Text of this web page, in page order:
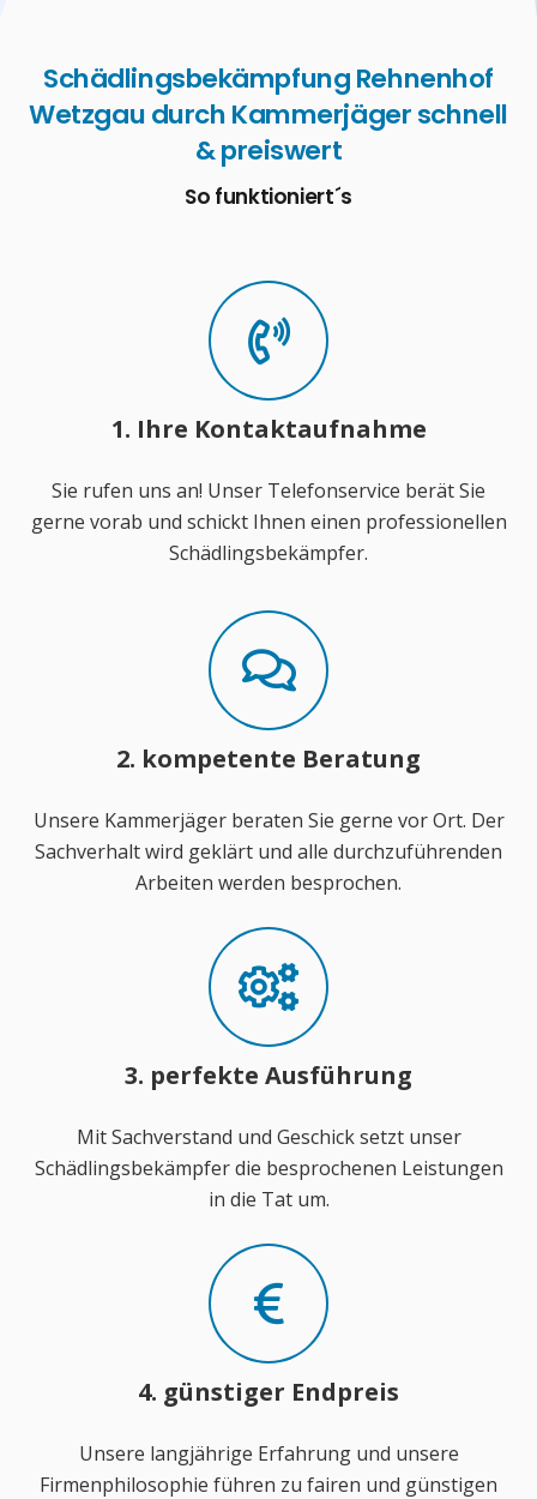
Schädlingsbekämpfung Rehnenhof
Wetzgau durch Kammerjäger schnell
& preiswert
So funktioniert´s
1. Ihre Kontaktaufnahme
Sie rufen uns an! Unser Telefonservice berät Sie
gerne vorab und schickt Ihnen einen professionellen
Schädlingsbekämpfer.
2. kompetente Beratung
Unsere Kammerjäger beraten Sie gerne vor Ort. Der
Sachverhalt wird geklärt und alle durchzuführenden
Arbeiten werden besprochen.
3. perfekte Ausführung
Mit Sachverstand und Geschick setzt unser
Schädlingsbekämpfer die besprochenen Leistungen
in die Tat um.
4. günstiger Endpreis
Unsere langjährige Erfahrung und unsere
Firmenphilosophie führen zu fairen und günstigen